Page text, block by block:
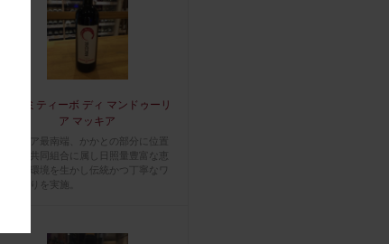
プリミティーボ ディ マンドゥーリ
ア マッキア
イタリア最南端、かかとの部分に位置
する。共同組合に属し日照量豊富な恵
まれた環境を生かし伝統かつ丁寧なワ
イン造りを実施。